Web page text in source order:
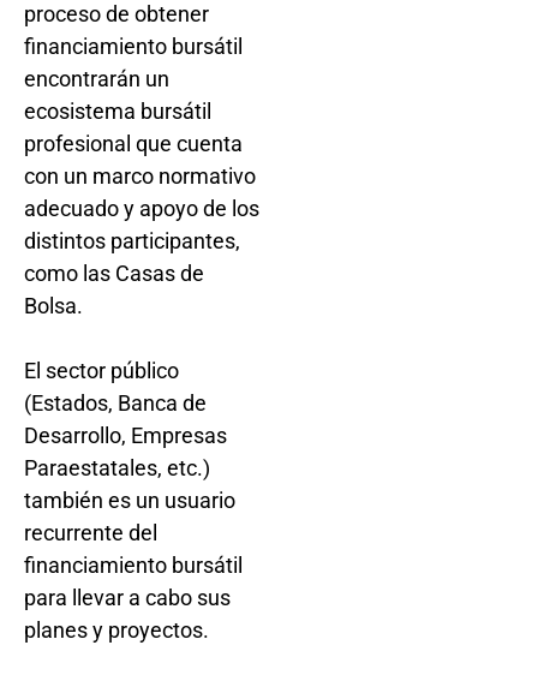
proceso de obtener
financiamiento bursátil
encontrarán un
ecosistema bursátil
profesional que cuenta
con un marco normativo
adecuado y apoyo de los
distintos participantes,
como las Casas de
Bolsa.
El sector público
(Estados, Banca de
Desarrollo, Empresas
Paraestatales, etc.)
también es un usuario
recurrente del
financiamiento bursátil
para llevar a cabo sus
planes y proyectos.